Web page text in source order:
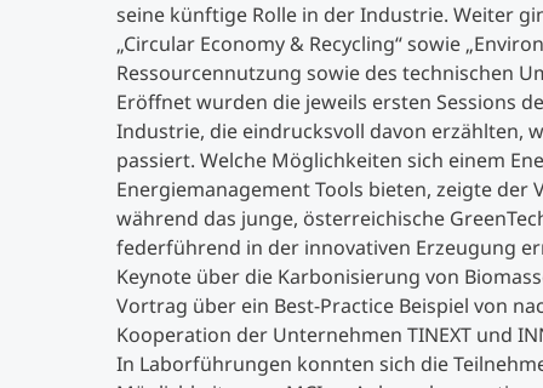
seine künftige Rolle in der Industrie. Weiter
„Circular Economy & Recycling“ sowie
Ressourcennutzung sowie des technischen
Eröffnet wurden die jeweils ersten Sessions
Industrie, die eindrucksvoll davon erzählten,
passiert. Welche Möglichkeiten sich einem
Energiemanagement Tools bieten, zeigte der
während das junge, österreichische
federführend in der innovativen Erzeugung
Keynote über die Karbonisierung von
Vortrag über ein Best-Practice Beispiel von
Kooperation der Unternehmen TINEXT und
In Laborführungen konnten sich die